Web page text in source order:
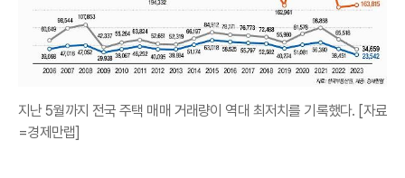
지난 5월까지 전국 주택 매매 거래량이 역대 최저치를 기록했다. [자료
=경제만랩]